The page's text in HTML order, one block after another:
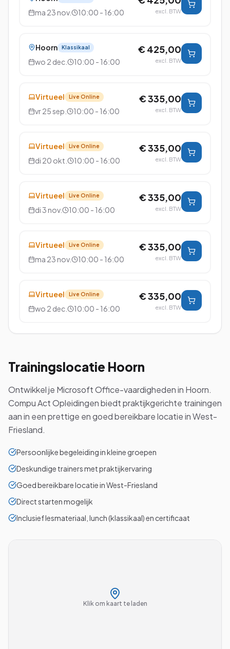
ma 23 nov. 10:00 - 16:00 excl. BTW
Hoorn Klassikaal
wo 2 dec. 10:00 - 16:00
€ 425,00
excl. BTW
Virtueel Live Online
vr 25 sep. 10:00 - 16:00
€ 335,00
excl. BTW
Virtueel Live Online
di 20 okt. 10:00 - 16:00
€ 335,00
excl. BTW
Virtueel Live Online
di 3 nov. 10:00 - 16:00
€ 335,00
excl. BTW
Virtueel Live Online
ma 23 nov. 10:00 - 16:00
€ 335,00
excl. BTW
Virtueel Live Online
wo 2 dec. 10:00 - 16:00
€ 335,00
excl. BTW
Trainingslocatie Hoorn
Ontwikkel je Microsoft Office-vaardigheden in Hoorn.
Compu Act Opleidingen biedt praktijkgerichte trainingen
aan in een prettige en goed bereikbare locatie in West-
Friesland.
Persoonlijke begeleiding in kleine groepen
Deskundige trainers met praktijkervaring
Goed bereikbare locatie in West-Friesland
Direct starten mogelijk
Inclusief lesmateriaal, lunch (klassikaal) en certificaat
Klik om kaart te laden